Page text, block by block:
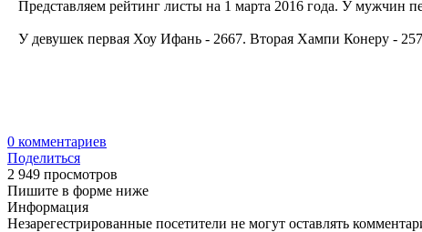
Представляем рейтинг листы на 1 марта 2016 года. У мужчин
У девушек первая Хоу Ифань - 2667. Вторая Хампи Конеру -
0 комментариев
Поделиться
2 949 просмотров
Пишите в форме ниже
Информация
Незарегестрированные посетители не могут оставлять